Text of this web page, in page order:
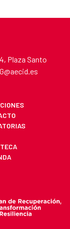
Plaza Santo